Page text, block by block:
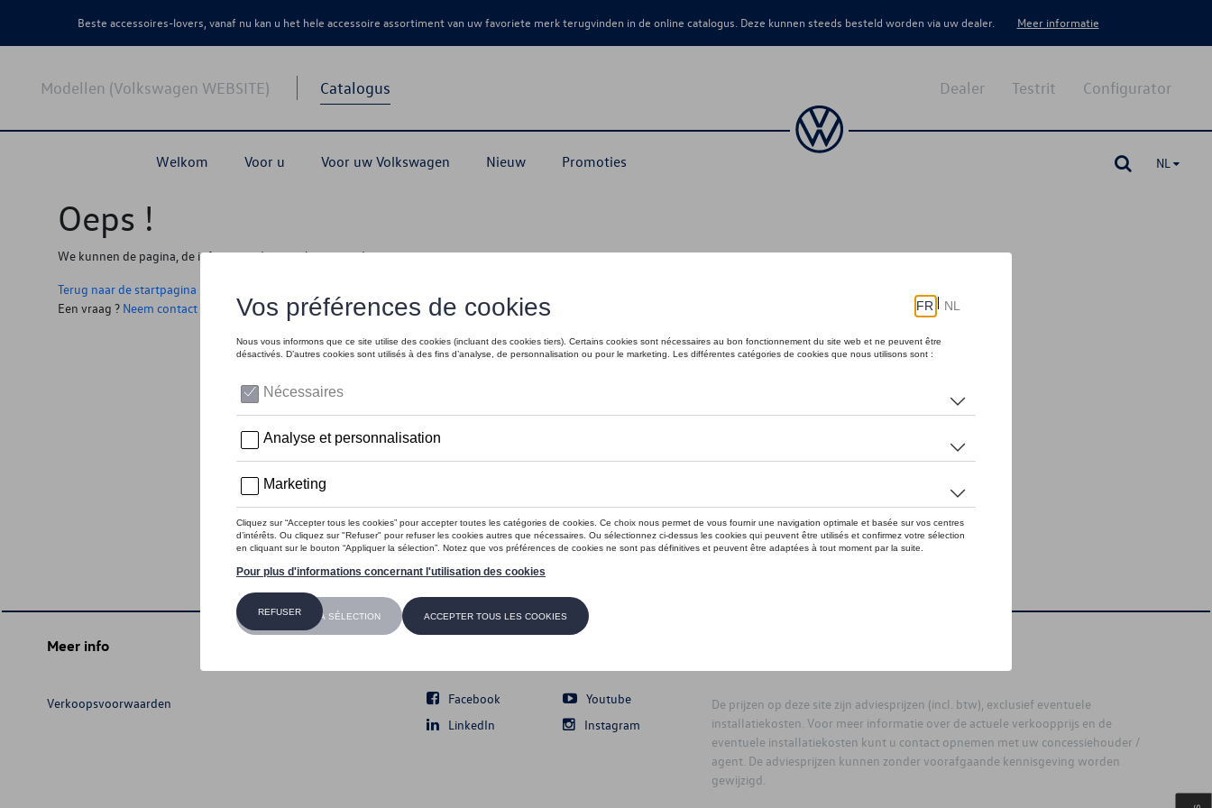
Beste accessoires-lovers, vanaf nu kan u het hele accessoire assortiment van uw favoriete merk terugvinden in de online catalogus. Deze kunnen steeds besteld worden via uw dealer. Meer informatie
Modellen (Volkswagen WEBSITE) Catalogus
Welkom Voor u Voor uw Volkswagen Nieuw Promoties
Configurator
Testrit
Dealer
NL
Oeps !
We kunnen de pagina, de informatie die u zoekt niet vinden
Terug naar de startpagina
Een vraag ? Neem contact op
Meer info
Verkoopsvoorwaarden Facebook
Youtube
LinkedIn
Instagram
De prijzen op deze site zijn adviesprijzen (incl. btw), exclusief eventuele
installatiekosten. Voor meer informatie over de actuele verkoopprijs en de
eventuele installatiekosten kunt u contact opnemen met uw concessiehouder /
agent. De adviesprijzen kunnen zonder voorafgaande kennisgeving worden
gewijzigd.